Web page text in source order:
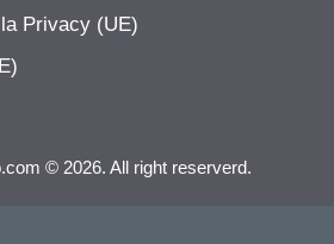
Privacy (UE)
© 2026. All right reserverd.